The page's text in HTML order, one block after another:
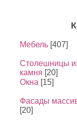
Мебель [407]
Столешницы
камня [20]
Окна [15]
Фасады
[20]